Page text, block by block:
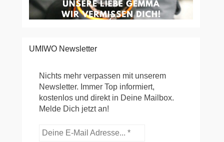
UMIWO Newsletter
Nichts mehr verpassen mit unserem
Newsletter. Immer Top informiert,
kostenlos und direkt in Deine Mailbox.
Melde Dich jetzt an!